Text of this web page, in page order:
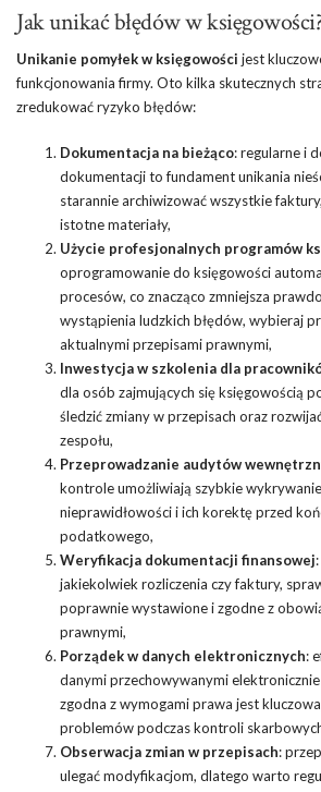
Jak unikać błędów w
Unikanie pomyłek w księgowości jest
funkcjonowania firmy. Oto kilka skutecznych
zredukować ryzyko błędów:
Dokumentacja na bieżąco: regularne i
dokumentacji to fundament unikania
starannie archiwizować wszystkie
istotne materiały,
Użycie profesjonalnych programów
oprogramowanie do księgowości
procesów, co znacząco zmniejsza
wystąpienia ludzkich błędów, wybieraj
aktualnymi przepisami prawnymi,
Inwestycja w szkolenia dla
dla osób zajmujących się księgowością
śledzić zmiany w przepisach oraz
zespołu,
Przeprowadzanie audytów
kontrole umożliwiają szybkie
nieprawidłowości i ich korektę przed
podatkowego,
Weryfikacja dokumentacji finansowej
jakiekolwiek rozliczenia czy faktury,
poprawnie wystawione i zgodne z
prawnymi,
Porządek w danych elektronicznych:
danymi przechowywanymi
zgodna z wymogami prawa jest
problemów podczas kontroli
Obserwacja zmian w przepisach:
ulegać modyfikacjom, dlatego warto